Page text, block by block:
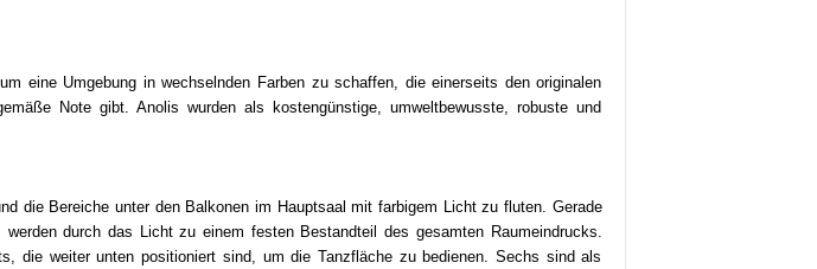
eine Umgebung in wechselnden Farben zu schaffen, die einerseits den originalen
Note gibt. Anolis wurden als kostengünstige, umweltbewusste, robuste und
die Bereiche unter den Balkonen im Hauptsaal mit farbigem Licht zu fluten. Gerade
durch das Licht zu einem festen Bestandteil des gesamten Raumeindrucks.
die weiter unten positioniert sind, um die Tanzfläche zu bedienen. Sechs sind als